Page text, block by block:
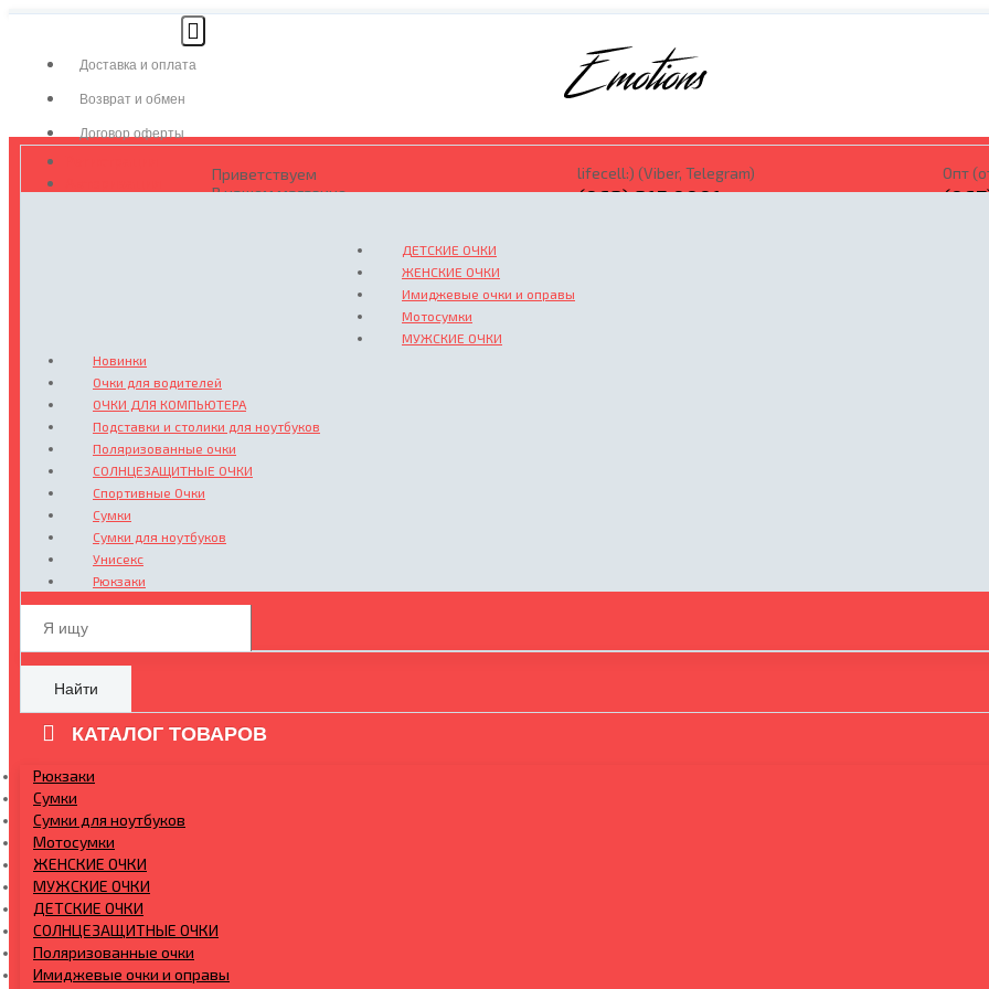
Доставка и оплата
Возврат и обмен
Договор оферты
Приветствуем
В нашем магазине
lifecell:) (Viber, Telegram)
(063) 315 0001
Опт
ДЕТСКИЕ ОЧКИ
ЖЕНСКИЕ ОЧКИ
Имиджевые очки и оправы
Мотосумки
МУЖСКИЕ ОЧКИ
Новинки
Очки для водителей
ОЧКИ ДЛЯ КОМПЬЮТЕРА
Подставки и столики для ноутбуков
Поляризованные очки
СОЛНЦЕЗАЩИТНЫЕ ОЧКИ
Спортивные Очки
Сумки
Сумки для ноутбуков
Унисекс
Рюкзаки
Найти
КАТАЛОГ ТОВАРОВ
Рюкзаки
Сумки
Сумки для ноутбуков
Мотосумки
ЖЕНСКИЕ ОЧКИ
МУЖСКИЕ ОЧКИ
ДЕТСКИЕ ОЧКИ
СОЛНЦЕЗАЩИТНЫЕ ОЧКИ
Поляризованные очки
Имиджевые очки и оправы